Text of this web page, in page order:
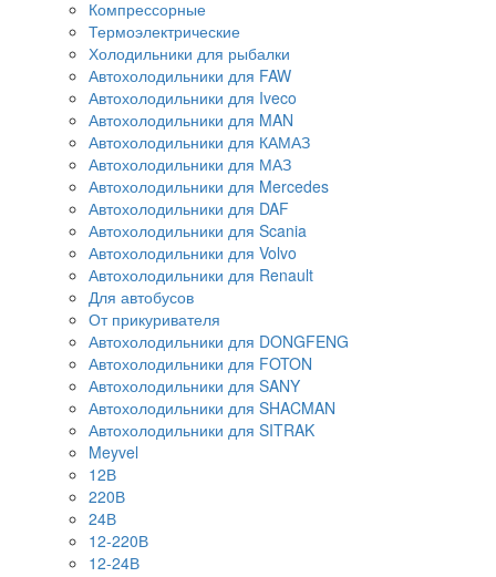
Компрессорные
Термоэлектрические
Холодильники для рыбалки
Автохолодильники для FAW
Автохолодильники для Iveco
Автохолодильники для MAN
Автохолодильники для КАМАЗ
Автохолодильники для МАЗ
Автохолодильники для Mercedes
Автохолодильники для DAF
Автохолодильники для Scania
Автохолодильники для Volvo
Автохолодильники для Renault
Для автобусов
От прикуривателя
Автохолодильники для DONGFENG
Автохолодильники для FOTON
Автохолодильники для SANY
Автохолодильники для SHACMAN
Автохолодильники для SITRAK
Meyvel
12В
220В
24В
12-220В
12-24В